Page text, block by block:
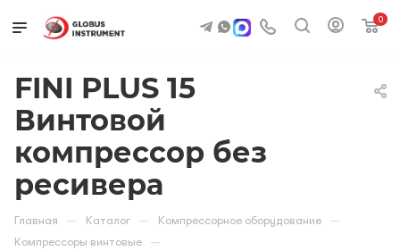
0
FINI PLUS 15
Винтовой
компрессор без
ресивера
Главная — Каталог — Компрессорное оборудование —
Компрессоры винтовые —